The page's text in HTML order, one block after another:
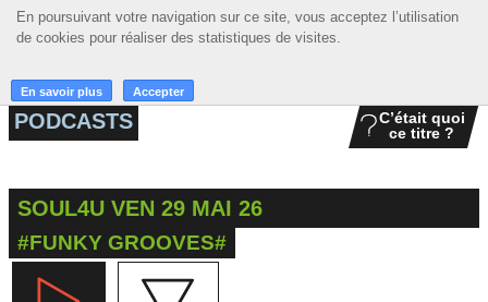
En poursuivant votre navigation sur ce site, vous acceptez l’utilisation
de cookies pour réaliser des statistiques de visites.
En savoir plus Accepter
En poursuivant votre navigation sur ce site, vous acceptez l’utilisation
de cookies pour réaliser des statistiques de visites.
En savoir plus Accepter
☰ MENU
ACCUEIL
PODCASTS
C’était quoi
ce titre ?
SOUL4U VEN 29 MAI 26
#FUNKY GROOVES#